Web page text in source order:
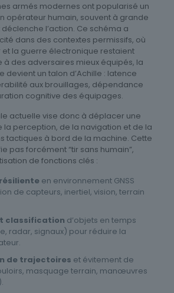
armés modernes ont popularisé un
opérateur humain, souvent à grande
l’action. Ce schéma a
dans des contextes permissifs, où
la guerre électronique restaient
à des adversaires mieux équipés, la
un talon d’Achille : latence
aux brouillages, dépendance
cognitive des équipages.
actuelle vise donc à déplacer une
la perception, de la navigation et de la
tactiques à bord de la machine. Cette
pas forcément “tir sans humain”,
de fonctions clés :
en environnement GNSS
de capteurs, inertiel, vision, terrain
classification d’objets en temps
radar, signaux) pour réduire la
de trajectoires et évitement de
masquage terrain, manœuvres